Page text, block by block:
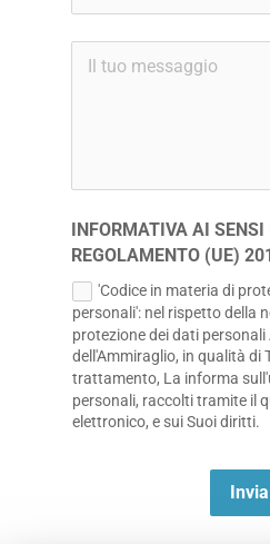
INFORMATIVA AI SENSI
REGOLAMENTO (UE)
'Codice in materia di
personali': nel rispetto della
protezione dei dati
dell'Ammiraglio, in qualità di
trattamento, La informa
personali, raccolti tramite il
elettronico, e sui Suoi diritti.
Invia